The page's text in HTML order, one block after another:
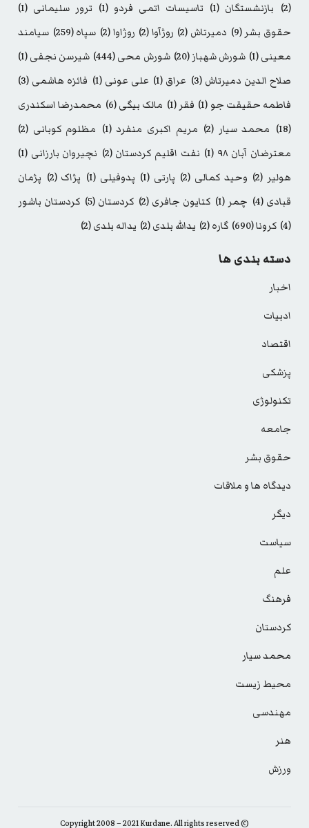
(2)
بازنشستگان (1) تاسیسات اتمی فردو (1) ترور سلیمانی (1)
حقوق بشر (9) دمیرتاش (2) روژآوا(2) روژاوا(2) سپاه(259)
سیامند
معینی(1) شورش شهباز(20) شورش محی(444) شیرسن نجفی(1)
صلاح الدین دمیرتاش (3) عراق (1) علی عونی (1) فائزه هاشمی (3)
فاطمه حقیقت جو (1) فقر (1) مالک بیگی(6)
محمدرضا اسکندری
(18)
محمد سیار (2) مریم اکبری منفرد (1) مظلوم کوبانی (2)
معترضان آبان ۹۸
(1) نفت اقلیم کردستان (2) نچیروان بارزانی (1)
هولیر (2) وحید کمالی (2) پارتی (1) پدوفیلی (1) پژاک (2)
پژمان
قبادی (4) چمر (1) کتایون جافری (2) کردستان (5)
کردستان باشور
(4)
کرونا(690) گاره(2) یدالله بلدی(2) یداله بلدی(2)
دسته بندی ها
اخبار
ادبیات
اقتصاد
پزشکی
تکنولوژی
جامعه
حقوق بشر
دیدگاه ها و ملاقات
دیگر
سیاست
علم
فرهنگ
کردستان
محمد سیار
محیط زیست
مهندسی
هنر
ورزش
© Copyright 2008 – 2021 Kurdane. All rights reserved